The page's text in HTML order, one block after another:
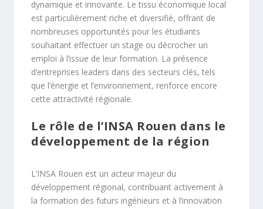
dynamique et innovante. Le tissu économique local
est particulièrement riche et diversifié, offrant de
nombreuses opportunités pour les étudiants
souhaitant effectuer un stage ou décrocher un
emploi à l’issue de leur formation. La présence
d’entreprises leaders dans des secteurs clés, tels
que l’énergie et l’environnement, renforce encore
cette attractivité régionale.
Le rôle de l’INSA Rouen dans le
développement de la région
L’INSA Rouen est un acteur majeur du
développement régional, contribuant activement à
la formation des futurs ingénieurs et à l’innovation